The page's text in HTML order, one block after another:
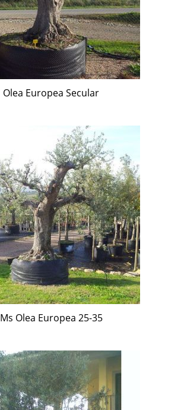
Olea Europea Secular
Ms Olea Europea 25-35